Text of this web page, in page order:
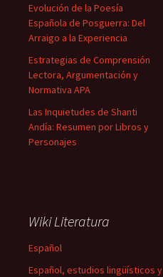
Evolución de la Poesía
Española de Posguerra: Del
Arraigo a la Experiencia
Estrategias de Comprensión
Lectora, Argumentación y
Normativa APA
Las Inquietudes de Shanti
Andía: Resumen por Libros y
Personajes
Wiki Literatura
Español
Español, estudios lingüísticos y